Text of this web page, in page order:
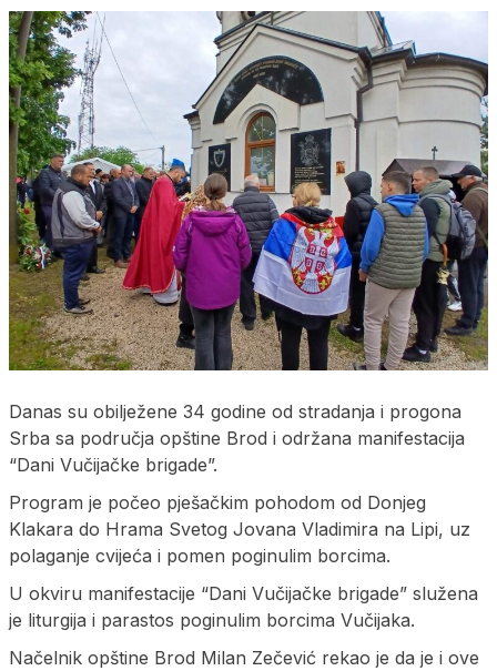
Danas su obilježene 34 godine od stradanja i progona
Srba sa područja opštine Brod i održana manifestacija
“Dani Vučijačke brigade”.
Program je počeo pješačkim pohodom od Donjeg
Klakara do Hrama Svetog Јovana Vladimira na Lipi, uz
polaganje cvijeća i pomen poginulim borcima.
U okviru manifestacije “Dani Vučijačke brigade” služena
je liturgija i parastos poginulim borcima Vučijaka.
Načelnik opštine Brod Milan Zečević rekao je da je i ove